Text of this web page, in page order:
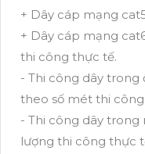
+ Dây cáp mạng
+ Dây cáp mạng
thi công thực tế.
- Thi công dây trong
theo số mét thi
- Thi công dây
lượng thi công thực